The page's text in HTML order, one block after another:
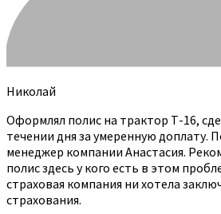
Николай
Оформлял полис на трактор Т-16,
течении дня за умеренную доплату.
менеджер компании Анастасия.
полис здесь у кого есть в этом
страховая компания ни хотела
страхования.